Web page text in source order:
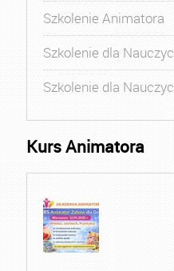
Szkolenie Animatora
Szkolenie dla
Szkolenie dla
Kurs Animatora